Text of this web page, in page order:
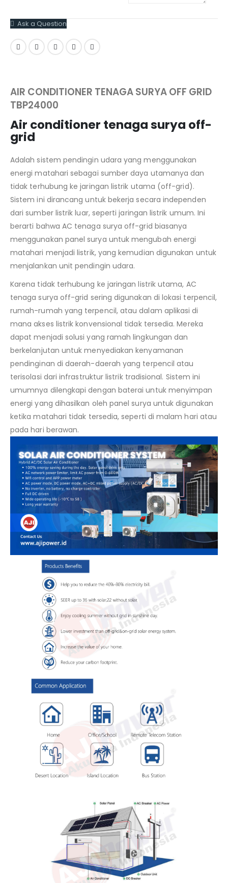
Ask a Question
AIR CONDITIONER TENAGA SURYA OFF GRID
TBP24000
Air conditioner tenaga surya off-
grid
Adalah sistem pendingin udara yang menggunakan
energi matahari sebagai sumber daya utamanya dan
tidak terhubung ke jaringan listrik utama (off-grid).
Sistem ini dirancang untuk bekerja secara independen
dari sumber listrik luar, seperti jaringan listrik umum. Ini
berarti bahwa AC tenaga surya off-grid biasanya
menggunakan panel surya untuk mengubah energi
matahari menjadi listrik, yang kemudian digunakan untuk
menjalankan unit pendingin udara.
Karena tidak terhubung ke jaringan listrik utama, AC
tenaga surya off-grid sering digunakan di lokasi terpencil,
rumah-rumah yang terpencil, atau dalam aplikasi di
mana akses listrik konvensional tidak tersedia. Mereka
dapat menjadi solusi yang ramah lingkungan dan
berkelanjutan untuk menyediakan kenyamanan
pendinginan di daerah-daerah yang terpencil atau
terisolasi dari infrastruktur listrik tradisional. Sistem ini
umumnya dilengkapi dengan baterai untuk menyimpan
energi yang dihasilkan oleh panel surya untuk digunakan
ketika matahari tidak tersedia, seperti di malam hari atau
pada hari berawan.